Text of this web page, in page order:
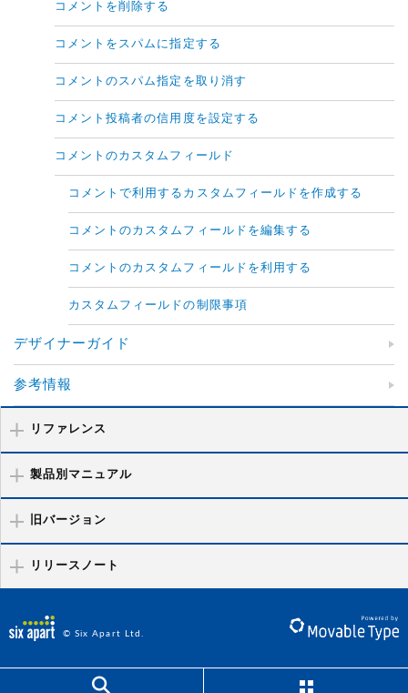
コメントを削除する
コメントをスパムに指定する
コメントのスパム指定を取り消す
コメント投稿者の信用度を設定する
コメントのカスタムフィールド
コメントで利用するカスタムフィールドを作成する
コメントのカスタムフィールドを編集する
コメントのカスタムフィールドを利用する
カスタムフィールドの制限事項
デザイナーガイド
参考情報
リファレンス
製品別マニュアル
旧バージョン
リリースノート
© Six Apart Ltd.